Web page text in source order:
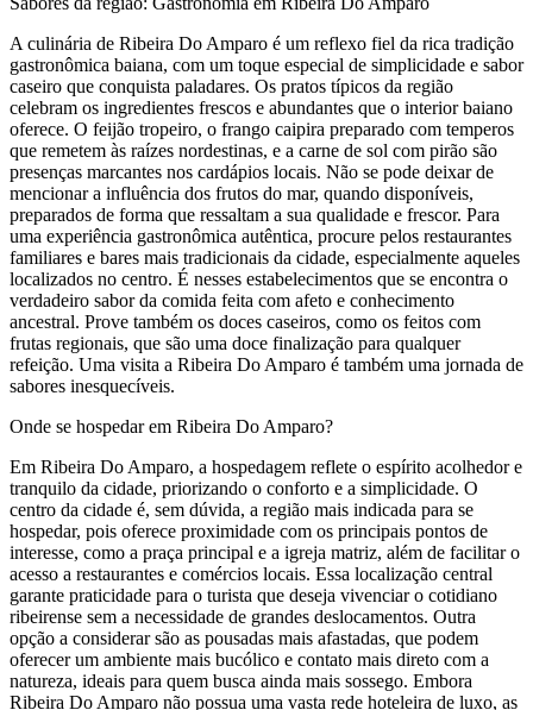
A culinária de Ribeira Do Amparo é um reflexo fiel da rica tradição
gastronômica baiana, com um toque especial de simplicidade e sabor
caseiro que conquista paladares. Os pratos típicos da região
celebram os ingredientes frescos e abundantes que o interior baiano
oferece. O feijão tropeiro, o frango caipira preparado com temperos
que remetem às raízes nordestinas, e a carne de sol com pirão são
presenças marcantes nos cardápios locais. Não se pode deixar de
mencionar a influência dos frutos do mar, quando disponíveis,
preparados de forma que ressaltam a sua qualidade e frescor. Para
uma experiência gastronômica autêntica, procure pelos restaurantes
familiares e bares mais tradicionais da cidade, especialmente aqueles
localizados no centro. É nesses estabelecimentos que se encontra o
verdadeiro sabor da comida feita com afeto e conhecimento
ancestral. Prove também os doces caseiros, como os feitos com
frutas regionais, que são uma doce finalização para qualquer
refeição. Uma visita a Ribeira Do Amparo é também uma jornada de
sabores inesquecíveis.
Onde se hospedar em Ribeira Do Amparo?
Em Ribeira Do Amparo, a hospedagem reflete o espírito acolhedor e
tranquilo da cidade, priorizando o conforto e a simplicidade. O
centro da cidade é, sem dúvida, a região mais indicada para se
hospedar, pois oferece proximidade com os principais pontos de
interesse, como a praça principal e a igreja matriz, além de facilitar o
acesso a restaurantes e comércios locais. Essa localização central
garante praticidade para o turista que deseja vivenciar o cotidiano
ribeirense sem a necessidade de grandes deslocamentos. Outra
opção a considerar são as pousadas mais afastadas, que podem
oferecer um ambiente mais bucólico e contato mais direto com a
natureza, ideais para quem busca ainda mais sossego. Embora
Ribeira Do Amparo não possua uma vasta rede hoteleira de luxo, as